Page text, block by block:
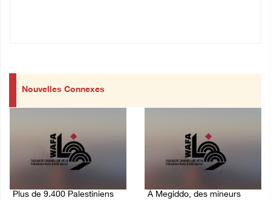
Nouvelles Connexes
Plus de 9.400 Palestiniens
À Megiddo, des mineurs